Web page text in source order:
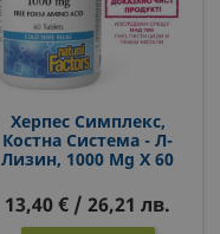
Херпес Симплекс,
Костна Система - Л-
Лизин, 1000 Mg X 60
13,40 € / 26,21 лв.